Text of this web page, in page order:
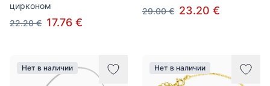
цирконом
22.20 € 17.76 €
29.00 € 23.20 €
Нет в наличии Нет в наличии